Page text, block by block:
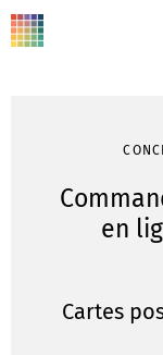
en
Cartes